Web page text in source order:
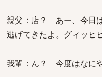
親父：店？ あー、今日
逃げてきたよ。グィ
我輩：ん？ 今度はなにや